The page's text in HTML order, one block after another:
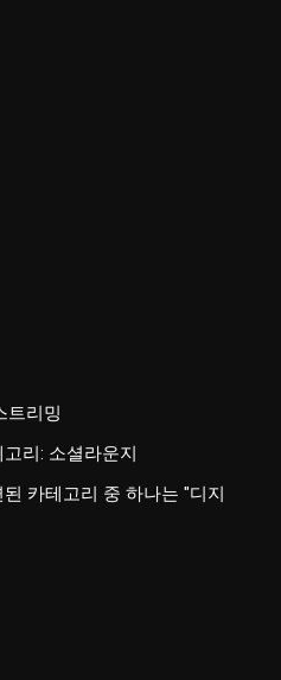
트리밍
리: 소셜라운지
카테고리 중 하나는 "디지